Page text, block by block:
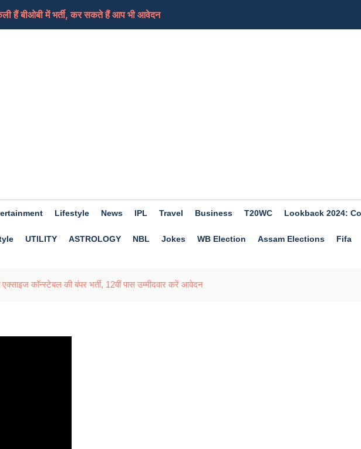
हैं बीओबी में भर्ती, कर सकते हैं आप भी आवेदन
होगा शुभ, हो सकता हैं आर्थिक लाभ, जाने क्या कहत...
Lifestyle News IPL Travel Business T20WC Lookback 2024:
UTILITY ASTROLOGY NBL Jokes WB Election Assam Elections Fifa
कॉन्स्टेबल की बंपर भर्ती, 12वीं पास उम्मीदवार करें आवेदन